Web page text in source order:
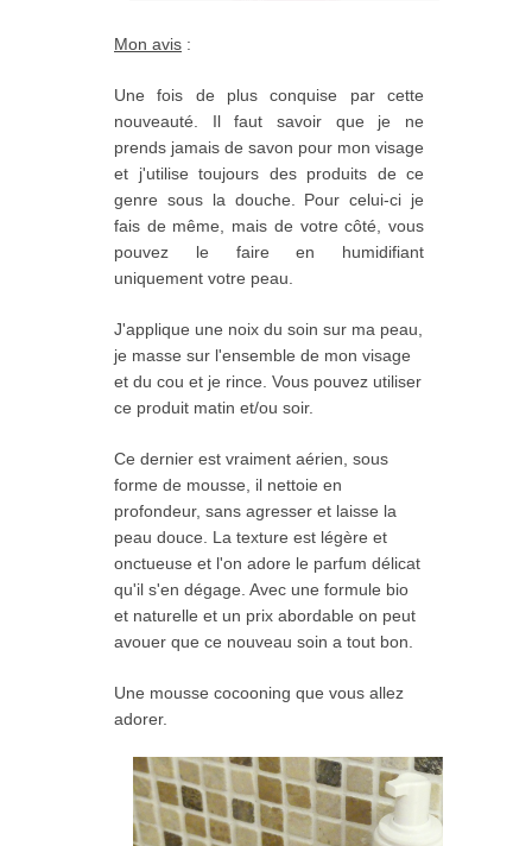
Mon avis :
Une fois de plus conquise par cette
nouveauté. Il faut savoir que je ne
prends jamais de savon pour mon visage
et j'utilise toujours des produits de ce
genre sous la douche. Pour celui-ci je
fais de même, mais de votre côté, vous
pouvez le faire en humidifiant
uniquement votre peau.
J'applique une noix du soin sur ma peau,
je masse sur l'ensemble de mon visage
et du cou et je rince. Vous pouvez utiliser
ce produit matin et/ou soir.
Ce dernier est vraiment aérien, sous
forme de mousse, il nettoie en
profondeur, sans agresser et laisse la
peau douce. La texture est légère et
onctueuse et l'on adore le parfum délicat
qu'il s'en dégage. Avec une formule bio
et naturelle et un prix abordable on peut
avouer que ce nouveau soin a tout bon.
Une mousse cocooning que vous allez
adorer.